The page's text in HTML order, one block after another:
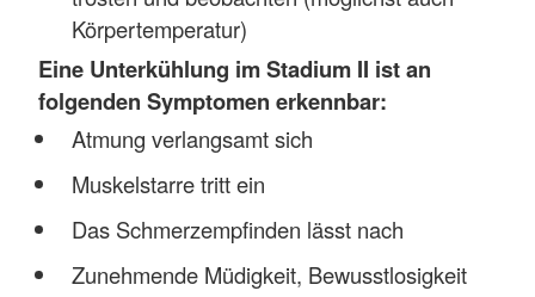
Körpertemperatur)
Eine Unterkühlung im Stadium II ist an
folgenden Symptomen erkennbar:
Atmung verlangsamt sich
Muskelstarre tritt ein
Das Schmerzempfinden lässt nach
Zunehmende Müdigkeit, Bewusstlosigkeit